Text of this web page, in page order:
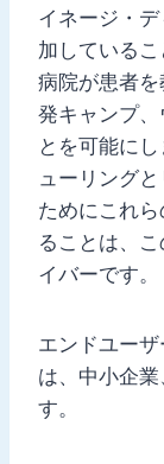
イネージ・
加しているこ
病院が患者
発キャンプ
とを可能に
ューリング
ためにこれ
ることは、
イバーです。
エンドユー
は、中小企
す。